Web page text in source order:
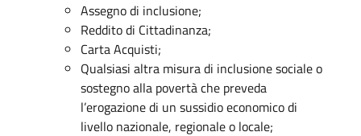
Assegno di inclusione;
Reddito di Cittadinanza;
Carta Acquisti;
Qualsiasi altra misura di inclusione sociale o
sostegno alla povertà che preveda
l’erogazione di un sussidio economico di
livello nazionale, regionale o locale;